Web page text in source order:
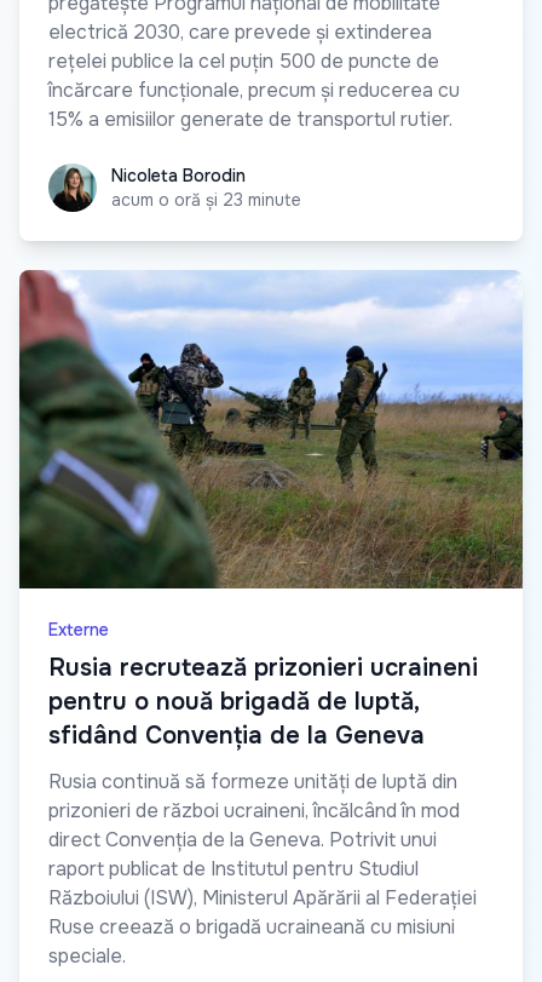
electrică 2030, care prevede și extinderea
rețelei publice la cel puțin 500 de puncte de
încărcare funcționale, precum și reducerea cu
15% a emisiilor generate de transportul rutier.
Nicoleta Borodin
Nicoleta Borodin
acum o oră și 23 minute
Externe
Rusia recrutează prizonieri ucraineni
pentru o nouă brigadă de luptă,
sfidând Convenția de la Geneva
Rusia continuă să formeze unități de luptă din
prizonieri de război ucraineni, încălcând în mod
direct Convenția de la Geneva. Potrivit unui
raport publicat de Institutul pentru Studiul
Războiului (ISW), Ministerul Apărării al Federației
Ruse creează o brigadă ucraineană cu misiuni
speciale.